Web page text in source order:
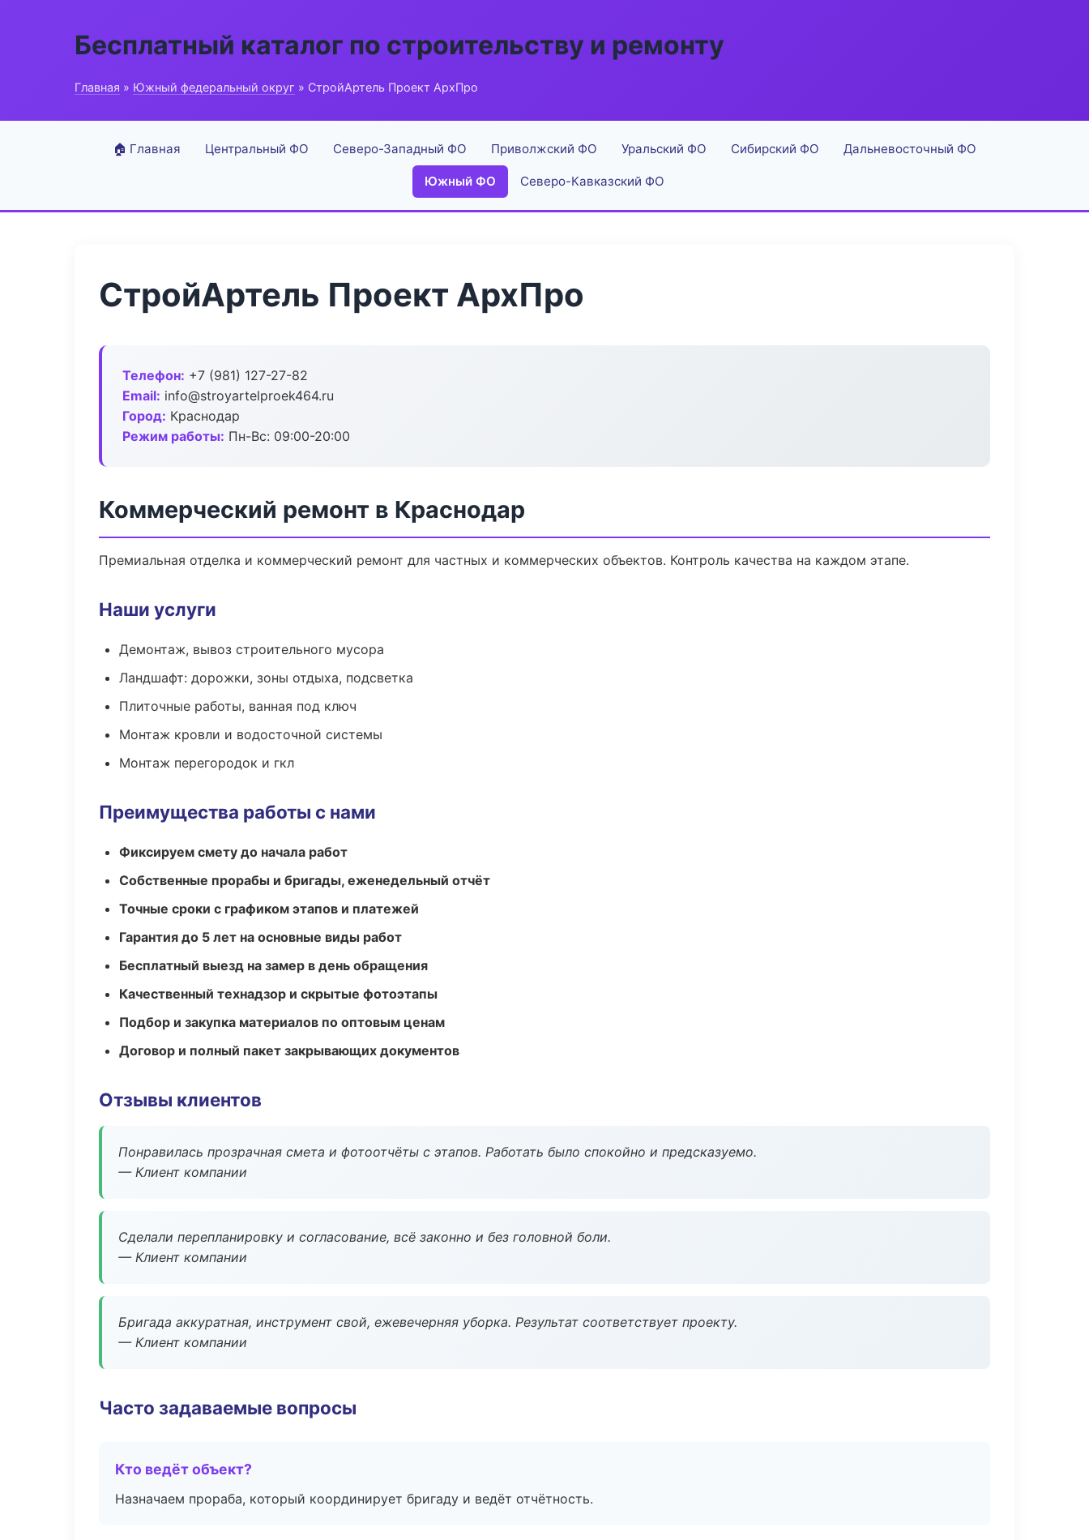
Бесплатный каталог по строительству и ремонту
Главная » Южный федеральный округ » СтройАртель Проект АрхПро
🏠 Главная Центральный ФО Северо-Западный ФО Приволжский ФО Уральский ФО Сибирский ФО Дальневосточный ФО
Южный ФО Северо-Кавказский ФО
СтройАртель Проект АрхПро
Телефон: +7 (981) 127-27-82
Email: info@stroyartelproek464.ru
Город: Краснодар
Режим работы: Пн-Вс: 09:00-20:00
Коммерческий ремонт в Краснодар
Премиальная отделка и коммерческий ремонт для частных и коммерческих объектов. Контроль качества на каждом этапе.
Наши услуги
Демонтаж, вывоз строительного мусора
Ландшафт: дорожки, зоны отдыха, подсветка
Плиточные работы, ванная под ключ
Монтаж кровли и водосточной системы
Монтаж перегородок и гкл
Преимущества работы с нами
Фиксируем смету до начала работ
Собственные прорабы и бригады, еженедельный отчёт
Точные сроки с графиком этапов и платежей
Гарантия до 5 лет на основные виды работ
Бесплатный выезд на замер в день обращения
Качественный технадзор и скрытые фотоэтапы
Подбор и закупка материалов по оптовым ценам
Договор и полный пакет закрывающих документов
Отзывы клиентов
Понравилась прозрачная смета и фотоотчёты с этапов. Работать было спокойно и предсказуемо.
— Клиент компании
Сделали перепланировку и согласование, всё законно и без головной боли.
— Клиент компании
Бригада аккуратная, инструмент свой, ежевечерняя уборка. Результат соответствует проекту.
— Клиент компании
Часто задаваемые вопросы
Кто ведёт объект?
Назначаем прораба, который координирует бригаду и ведёт отчётность.